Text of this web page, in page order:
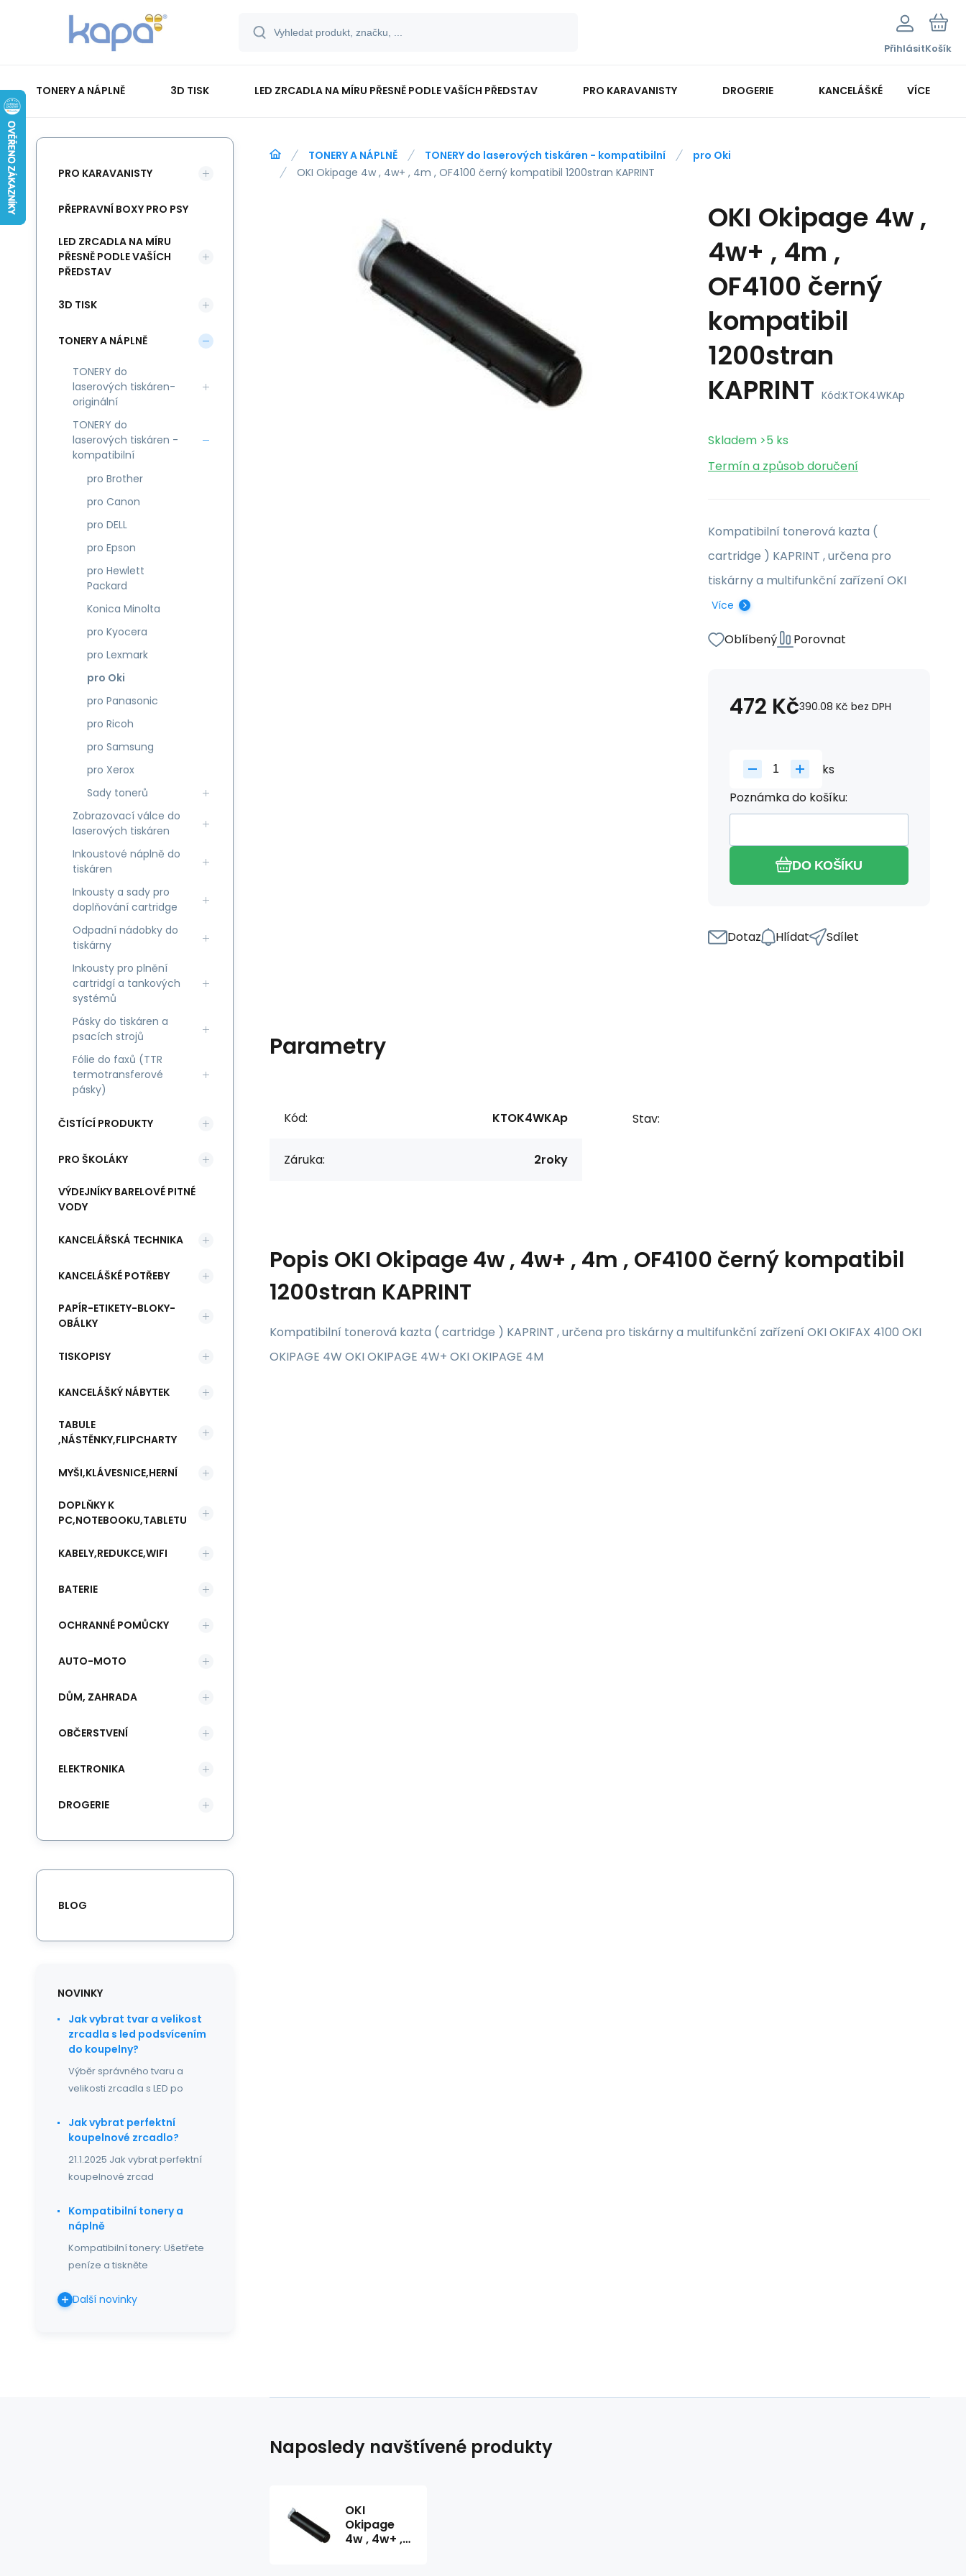
PřihlásitKošík
TONERY A NÁPLNĚ 3D TISK LED ZRCADLA NA MÍRU PŘESNĚ PODLE VAŠÍCH PŘEDSTAV PRO KARAVANISTY DROGERIE KANCELÁŠKÉ POTŘEBY
PAPÍR-ETIKETY-BLOKY-OBÁLKY
VÍCE
TONERY A NÁPLNĚ TONERY do laserových tiskáren - kompatibilní
pro Oki
OKI Okipage 4w , 4w+ , 4m , OF4100 černý kompatibil 1200stran KAPRINT
OKI Okipage 4w ,
4w+ , 4m ,
OF4100 černý
kompatibil
1200stran
KAPRINT Kód:KTOK4WKAp
Skladem >5 ks
Termín a způsob doručení
Kompatibilní tonerová kazta (
cartridge ) KAPRINT , určena pro
tiskárny a multifunkční zařízení OKI
Více
Oblíbený Porovnat
472 Kč390.08 Kč bez DPH
ks
Poznámka do košíku:
DO KOŠÍKU
Dotaz Hlídat Sdílet
Parametry
Kód: KTOK4WKAp
Záruka: 2roky
Stav:
Popis OKI Okipage 4w , 4w+ , 4m , OF4100 černý kompatibil
1200stran KAPRINT
Kompatibilní tonerová kazta ( cartridge ) KAPRINT , určena pro tiskárny a multifunkční zařízení OKI OKIFAX 4100 OKI
OKIPAGE 4W OKI OKIPAGE 4W+ OKI OKIPAGE 4M
PRO KARAVANISTY
PŘEPRAVNÍ BOXY PRO PSY
LED ZRCADLA NA MÍRU
PŘESNĚ PODLE VAŠÍCH
PŘEDSTAV
3D TISK
TONERY A NÁPLNĚ
TONERY do
laserových tiskáren-
originální
TONERY do
laserových tiskáren -
kompatibilní
pro Brother
pro Canon
pro DELL
pro Epson
pro Hewlett
Packard
Konica Minolta
pro Kyocera
pro Lexmark
pro Oki
pro Panasonic
pro Ricoh
pro Samsung
pro Xerox
Sady tonerů
Zobrazovací válce do
laserových tiskáren
Inkoustové náplně do
tiskáren
Inkousty a sady pro
doplňování cartridge
Odpadní nádobky do
tiskárny
Inkousty pro plnění
cartridgí a tankových
systémů
Pásky do tiskáren a
psacích strojů
Fólie do faxů (TTR
termotransferové
pásky)
ČISTÍCÍ PRODUKTY
PRO ŠKOLÁKY
VÝDEJNÍKY BARELOVÉ PITNÉ
VODY
KANCELÁŘSKÁ TECHNIKA
KANCELÁŠKÉ POTŘEBY
PAPÍR-ETIKETY-BLOKY-
OBÁLKY
TISKOPISY
KANCELÁŠKÝ NÁBYTEK
TABULE
,NÁSTĚNKY,FLIPCHARTY
MYŠI,KLÁVESNICE,HERNÍ
DOPLŇKY K
PC,NOTEBOOKU,TABLETU
KABELY,REDUKCE,WIFI
BATERIE
OCHRANNÉ POMŮCKY
AUTO-MOTO
DŮM, ZAHRADA
OBČERSTVENÍ
ELEKTRONIKA
DROGERIE
BLOG
NOVINKY
Jak vybrat tvar a velikost
zrcadla s led podsvícením
do koupelny?
Výběr správného tvaru a
velikosti zrcadla s LED po
Jak vybrat perfektní
koupelnové zrcadlo?
21.1.2025 Jak vybrat perfektní
koupelnové zrcad
Kompatibilní tonery a
náplně
Kompatibilní tonery: Ušetřete
peníze a tiskněte
Další novinky
Naposledy navštívené produkty
OKI
Okipage
4w , 4w+ ,